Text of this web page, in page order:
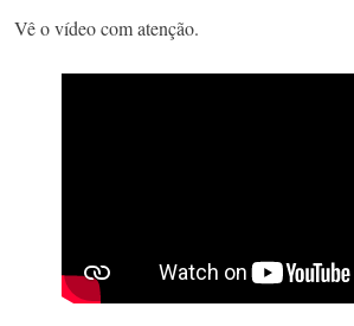
Vê o vídeo com atenção.